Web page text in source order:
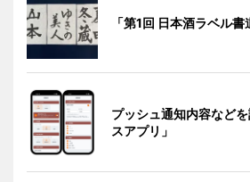
「第1回 日本酒ラベル
プッシュ通知内容など
スアプリ」